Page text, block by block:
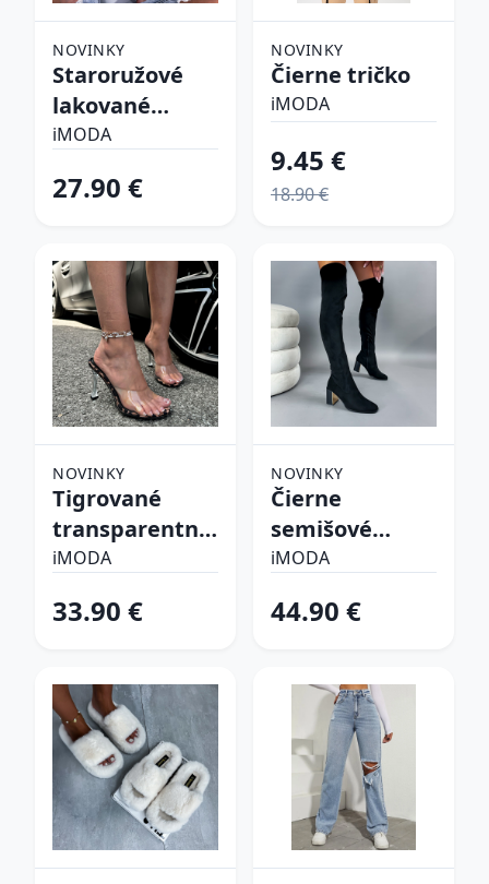
NOVINKY
Staroružové
lakované
lodičky
iMODA
27.90 €
NOVINKY
Čierne tričko
iMODA
9.45 €
18.90 €
NOVINKY
Tigrované
transparentné
sandále
iMODA
33.90 €
NOVINKY
Čierne
semišové
vysoké čižmy
iMODA
44.90 €